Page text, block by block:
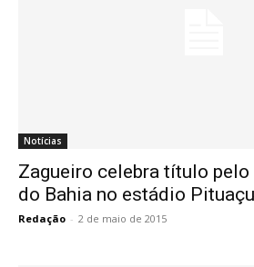
Notícias
Zagueiro celebra título
do Bahia no estádio Pituaçu
Redação - 2 de maio de 2015